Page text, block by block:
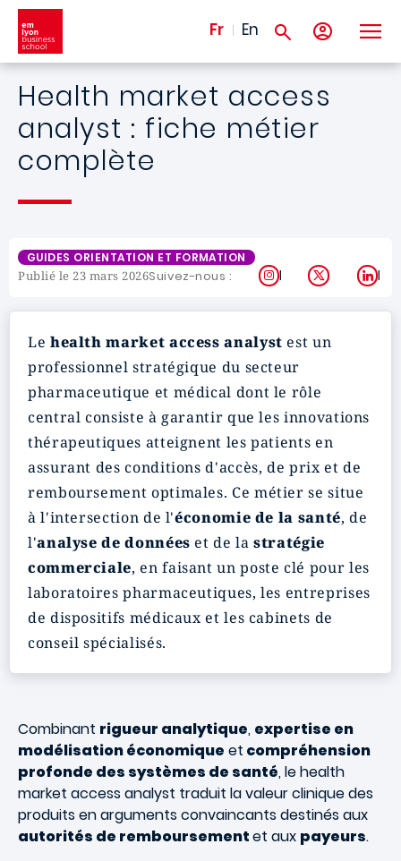
Aller au contenu principal
Fr En
Health market access
analyst : fiche métier
complète
GUIDES ORIENTATION ET FORMATION
Publié le 23 mars 2026Suivez-nous : Instagram
X
Le health market access analyst est un
professionnel stratégique du secteur
pharmaceutique et médical dont le rôle
central consiste à garantir que les innovations
thérapeutiques atteignent les patients en
assurant des conditions d'accès, de prix et de
remboursement optimales. Ce métier se situe
à l'intersection de l'économie de la santé, de
l'analyse de donnéeset de lastratégie
commerciale, en faisant un poste clé pour les
laboratoires pharmaceutiques, les entreprises
de dispositifs médicaux et les cabinets de
conseil spécialisés.
Combinant rigueur analytique, expertise en
modélisation économique et compréhension
profonde des systèmes de santé, le health
market access analyst traduit la valeur clinique des
produits en arguments convaincants destinés aux
autorités de remboursementet aux payeurs.